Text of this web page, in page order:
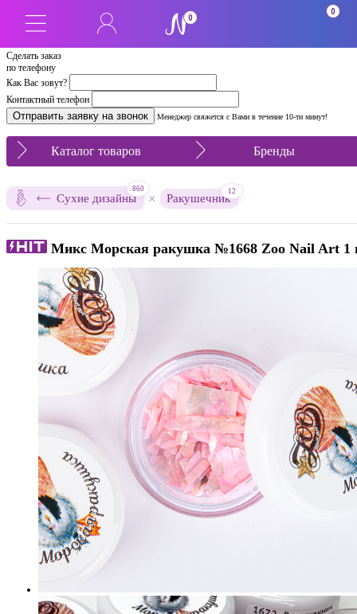
Сделать заказ
по телефону
Как Вас зовут?
Контактный телефон
Менеджер свяжется с Вами в течение 10-ти минут!
0
0
Каталог товаров Бренды
Сухие дизайны
860
× Ракушечник
12
Микс Морская ракушка №1668 Zoo Nail Art 1